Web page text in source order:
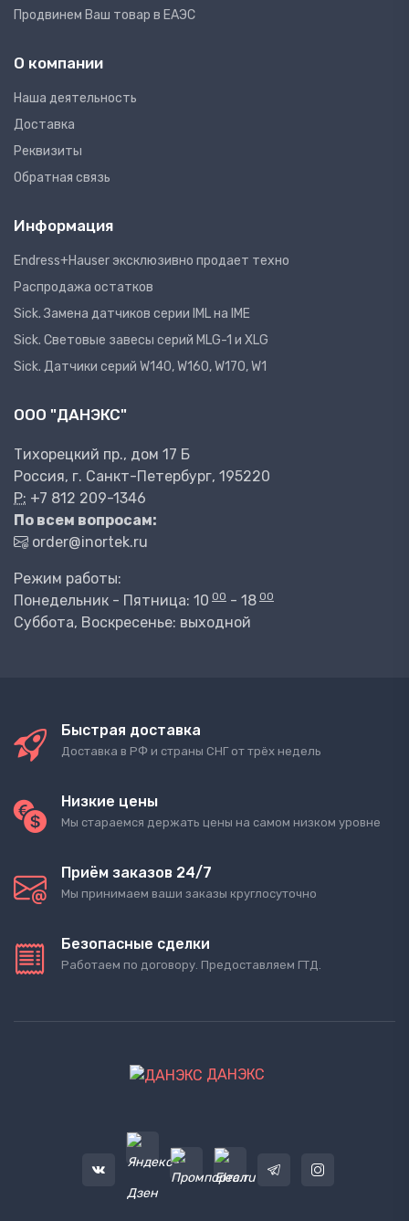
Продвинем Ваш товар в ЕАЭС
О компании
Наша деятельность
Доставка
Реквизиты
Обратная связь
Информация
Endress+Hauser эксклюзивно продает техно
Распродажа остатков
Sick. Замена датчиков серии IML на IME
Sick. Световые завесы серий MLG-1 и XLG
Sick. Датчики серий W140, W160, W170, W1
ООО "ДАНЭКС"
Тихорецкий пр., дом 17 Б
Россия, г. Санкт-Петербург, 195220
P: +7 812 209-1346
По всем вопросам:
order@inortek.ru
Режим работы:
Понедельник - Пятница: 10 00 - 18 00
Суббота, Воскресенье: выходной
Быстрая доставка
Доставка в РФ и страны СНГ от трёх недель
Низкие цены
Мы стараемся держать цены на самом низком уровне
Приём заказов 24/7
Мы принимаем ваши заказы круглосуточно
Безопасные сделки
Работаем по договору. Предоставляем ГТД.
ДАНЭКС